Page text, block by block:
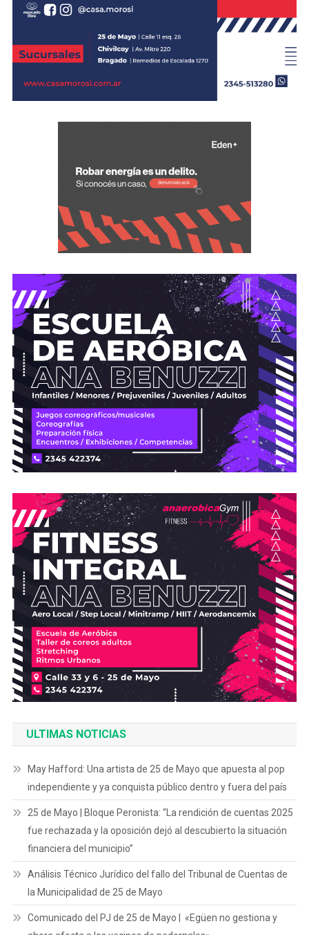
ULTIMAS NOTICIAS
May Hafford: Una artista de 25 de Mayo que apuesta al pop
independiente y ya conquista público dentro y fuera del país
25 de Mayo | Bloque Peronista: “La rendición de cuentas 2025
fue rechazada y la oposición dejó al descubierto la situación
financiera del municipio”
Análisis Técnico Jurídico del fallo del Tribunal de Cuentas de
la Municipalidad de 25 de Mayo
Comunicado del PJ de 25 de Mayo | «Egüen no gestiona y